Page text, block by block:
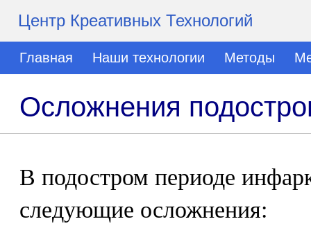
Центр Креативных Технологий
Главная Наши технологии Методы
Осложнения
В подостром периоде
следующие осложнения: